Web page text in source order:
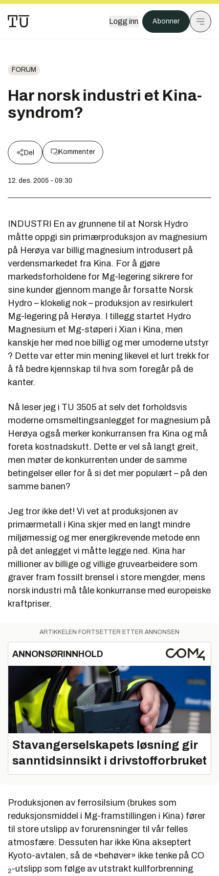
Logg inn Abonner
FORUM
Har norsk industri et Kina-
syndrom?
Del Kommenter
12. des. 2005 - 09:30
INDUSTRI En av grunnene til at Norsk Hydro
måtte oppgi sin primærproduksjon av magnesium
på Herøya var billig magnesium introdusert på
verdensmarkedet fra Kina. For å gjøre
markedsforholdene for Mg-legering sikrere for
sine kunder gjennom mange år forsatte Norsk
Hydro – klokelig nok – produksjon av resirkulert
Mg-legering på Herøya. I tillegg startet Hydro
Magnesium et Mg-støperi i Xian i Kina, men
kanskje her med noe billig og mer umoderne utstyr
? Dette var etter min mening likevel et lurt trekk for
å få bedre kjennskap til hva som foregår på de
kanter.
Nå leser jeg i TU 3505 at selv det forholdsvis
moderne omsmeltingsanlegget for magnesium på
Herøya også merker konkurransen fra Kina og må
foreta kostnadskutt. Dette er vel så langt greit,
men møter de konkurrenten under de samme
betingelser eller for å si det mer populært – på den
samme banen?
Jeg tror ikke det! Vi vet at produksjonen av
primærmetall i Kina skjer med en langt mindre
miljømessig og mer energikrevende metode enn
på det anlegget vi måtte legge ned. Kina har
millioner av billige og villige gruvearbeidere som
graver fram fossilt brensel i store mengder, mens
norsk industri må tåle konkurranse med europeiske
kraftpriser.
ARTIKKELEN FORTSETTER ETTER ANNONSEN
ANNONSØRINNHOLD
Stavangerselskapets løsning gir
sanntidsinnsikt i drivstofforbruket
Produksjonen av ferrosilsium (brukes som
reduksjonsmiddel i Mg-framstillingen i Kina) fører
til store utslipp av forurensninger til vår felles
atmosfære. Dessuten har ikke Kina akseptert
Kyoto-avtalen, så de «behøver» ikke tenke på CO
2-utslipp som følge av utstrakt kullforbrenning